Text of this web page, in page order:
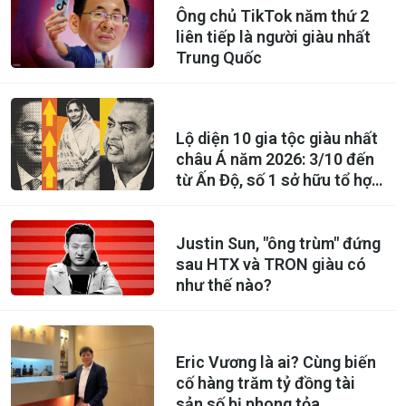
Ông chủ TikTok năm thứ 2
liên tiếp là người giàu nhất
Trung Quốc
Lộ diện 10 gia tộc giàu nhất
châu Á năm 2026: 3/10 đến
từ Ấn Độ, số 1 sở hữu tổ hợp
Justin Sun, "ông trùm" đứng
sau HTX và TRON giàu có
như thế nào?
Eric Vương là ai? Cùng biến
cố hàng trăm tỷ đồng tài